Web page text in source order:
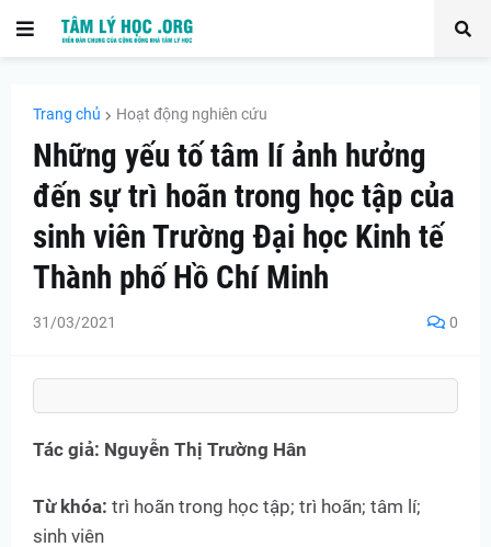
Trang chủ Hoạt động nghiên cứu
Những yếu tố tâm lí ảnh hưởng
đến sự trì hoãn trong học tập của
sinh viên Trường Đại học Kinh tế
Thành phố Hồ Chí Minh
31/03/2021 0
Tác giả: Nguyễn Thị Trường Hân
Từ khóa: trì hoãn trong học tập; trì hoãn; tâm lí;
sinh viên